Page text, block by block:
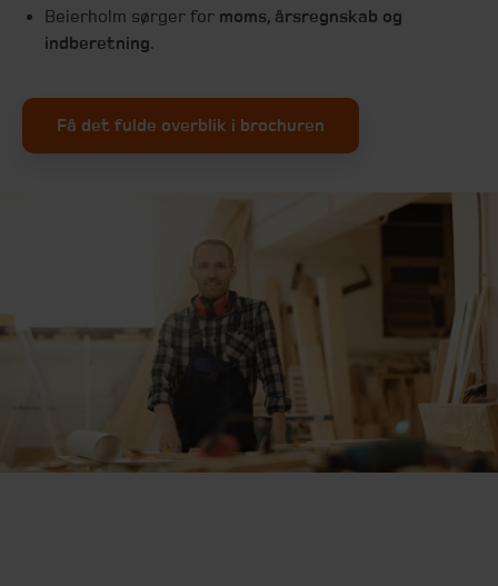
Beierholm sørger for moms, årsregnskab og
indberetning.
Få det fulde overblik i brochuren